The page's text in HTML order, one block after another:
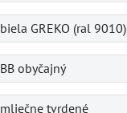
biela GREKO (ral 9010)
BB obyčajný
mliečne tvrdené